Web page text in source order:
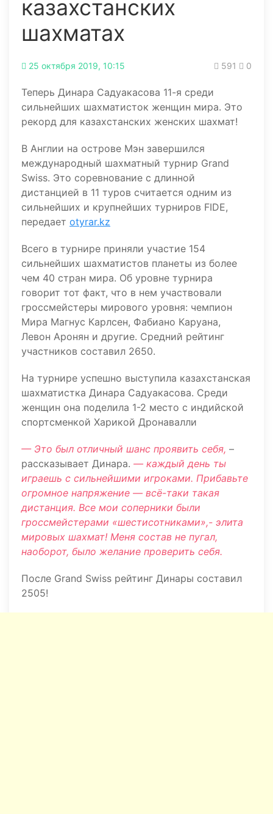
казахстанских
шахматах
25 октября 2019, 10:15 591 0
Теперь Динара Садуакасова 11-я среди
сильнейших шахматисток женщин мира. Это
рекорд для казахстанских женских шахмат!
В Англии на острове Мэн завершился
международный шахматный турнир Grand
Swiss. Это соревнование с длинной
дистанцией в 11 туров считается одним из
сильнейших и крупнейших турниров FIDE,
передает otyrar.kz
Всего в турнире приняли участие 154
сильнейших шахматистов планеты из более
чем 40 стран мира. Об уровне турнира
говорит тот факт, что в нем участвовали
гроссмейстеры мирового уровня: чемпион
Мира Магнус Карлсен, Фабиано Каруана,
Левон Аронян и другие. Средний рейтинг
участников составил 2650.
На турнире успешно выступила казахстанская
шахматистка Динара Садуакасова. Среди
женщин она поделила 1-2 место с индийской
спортсменкой Харикой Дронавалли
— Это был отличный шанс проявить себя, –
рассказывает Динара. — каждый день ты
играешь с сильнейшими игроками. Прибавьте
огромное напряжение — всё-таки такая
дистанция. Все мои соперники были
гроссмейстерами «шестисотниками»,- элита
мировых шахмат! Меня состав не пугал,
наоборот, было желание проверить себя.
После Grand Swiss рейтинг Динары составил
2505!